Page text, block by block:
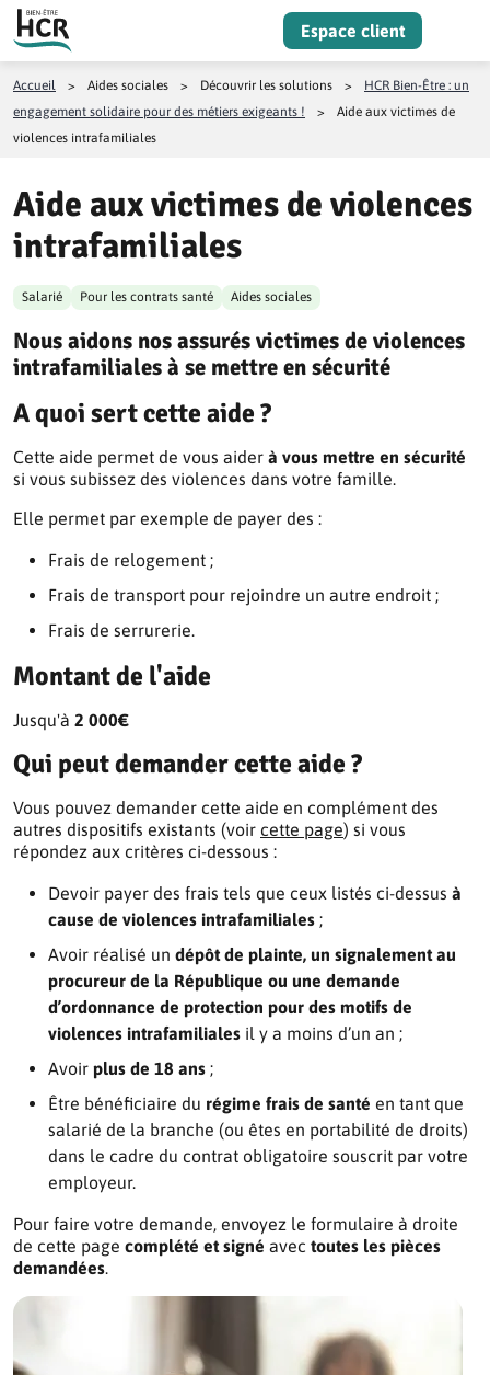
Aller au contenu
Espace client
Accueil > Aides sociales > Découvrir les solutions >
HCR Bien-Être : un
engagement solidaire pour des métiers exigeants !
>
Aide aux victimes de
violences intrafamiliales
Aide aux victimes de violences
intrafamiliales
Salarié Pour les contrats santé Aides sociales
Nous aidons nos assurés victimes de violences
intrafamiliales à se mettre en sécurité
A quoi sert cette aide ?
Cette aide permet de vous aider à vous mettre en sécurité
si vous subissez des violences dans votre famille.
Elle permet par exemple de payer des :
Frais de relogement ;
Frais de transport pour rejoindre un autre endroit ;
Frais de serrurerie.
Montant de l'aide
Jusqu'à 2 000€
Qui peut demander cette aide ?
Vous pouvez demander cette aide en complément des
autres dispositifs existants (voir cette page) si vous
répondez aux critères ci-dessous :
Devoir payer des frais tels que ceux listés ci-dessus à
cause de violences intrafamiliales ;
Avoir réalisé un dépôt de plainte, un signalement au
procureur de la République ou une demande
d’ordonnance de protection pour des motifs de
violences intrafamiliales il y a moins d’un an ;
Avoir plus de 18 ans ;
Être bénéficiaire du régime frais de santé en tant que
salarié de la branche (ou êtes en portabilité de droits)
dans le cadre du contrat obligatoire souscrit par votre
employeur.
Pour faire votre demande, envoyez le formulaire à droite
de cette page complété et signé avec toutes les pièces
demandées.